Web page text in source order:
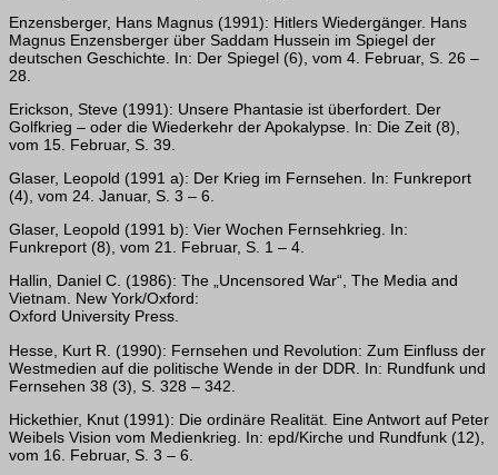
Enzensberger, Hans Magnus (1991): Hitlers Wiedergänger. Hans
Magnus Enzensberger über Saddam Hussein im Spiegel der
deutschen Geschichte. In: Der Spiegel (6), vom 4. Februar, S. 26 –
28.
Erickson, Steve (1991): Unsere Phantasie ist überfordert. Der
Golfkrieg – oder die Wiederkehr der Apokalypse. In: Die Zeit (8),
vom 15. Februar, S. 39.
Glaser, Leopold (1991 a): Der Krieg im Fernsehen. In: Funkreport
(4), vom 24. Januar, S. 3 – 6.
Glaser, Leopold (1991 b): Vier Wochen Fernsehkrieg. In:
Funkreport (8), vom 21. Februar, S. 1 – 4.
Hallin, Daniel C. (1986): The „Uncensored War“, The Media and
Vietnam. New York/Oxford:
Oxford University Press.
Hesse, Kurt R. (1990): Fernsehen und Revolution: Zum Einfluss der
Westmedien auf die politische Wende in der DDR. In: Rundfunk und
Fernsehen 38 (3), S. 328 – 342.
Hickethier, Knut (1991): Die ordinäre Realität. Eine Antwort auf Peter
Weibels Vision vom Medienkrieg. In: epd/Kirche und Rundfunk (12),
vom 16. Februar, S. 3 – 6.